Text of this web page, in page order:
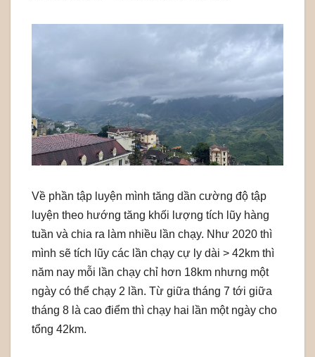
Về phần tập luyện mình tăng dần cường độ tập
luyện theo hướng tăng khối lượng tích lũy hàng
tuần và chia ra làm nhiều lần chạy. Như 2020 thì
mình sẽ tích lũy các lần chạy cự ly dài > 42km thì
năm nay mỗi lần chạy chỉ hơn 18km nhưng một
ngày có thể chạy 2 lần. Từ giữa tháng 7 tới giữa
tháng 8 là cao điểm thì chạy hai lần một ngày cho
tổng 42km.